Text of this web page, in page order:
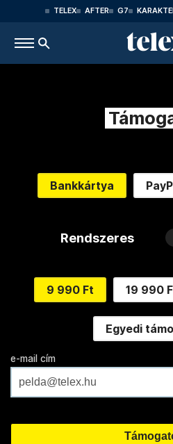
TELEX AFTER G7
Bankkártya
Rendszeres
9 990 Ft 19 990
Egyedi
e-mail cím